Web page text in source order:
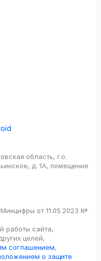
область, г.о.
д. 1А, помещение
от 11.05.2023 №
работы сайта,
целей,
соглашением,
о защите